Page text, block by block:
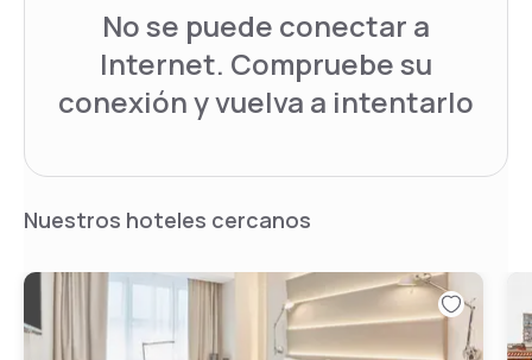
No se puede conectar a
Internet. Compruebe su
conexión y vuelva a intentarlo
Nuestros hoteles cercanos